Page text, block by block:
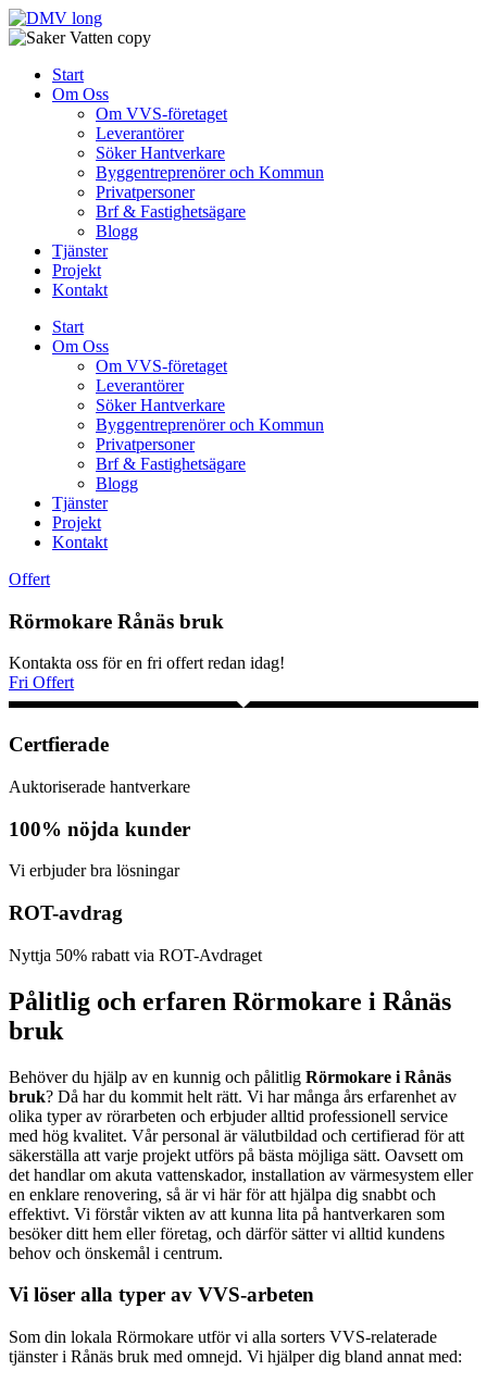
Skip
to
Start
Om Oss
Om VVS-företaget
Leverantörer
Söker Hantverkare
Byggentreprenörer och Kommun
Privatpersoner
Brf & Fastighetsägare
Blogg
Tjänster
Projekt
Kontakt
Start
Om Oss
Om VVS-företaget
Leverantörer
Söker Hantverkare
Byggentreprenörer och Kommun
Privatpersoner
Brf & Fastighetsägare
Blogg
Tjänster
Projekt
Kontakt
Offert
Rörmokare Rånäs bruk
Kontakta oss för en fri offert redan idag!
Fri Offert
Certfierade
Auktoriserade hantverkare
100% nöjda kunder
Vi erbjuder bra lösningar
ROT-avdrag
Nyttja 50% rabatt via ROT-Avdraget
Pålitlig och erfaren Rörmokare i Rånäs
bruk
Behöver du hjälp av en kunnig och pålitlig Rörmokare i Rånäs
bruk? Då har du kommit helt rätt. Vi har många års erfarenhet av
olika typer av rörarbeten och erbjuder alltid professionell service
med hög kvalitet. Vår personal är välutbildad och certifierad för att
säkerställa att varje projekt utförs på bästa möjliga sätt. Oavsett om
det handlar om akuta vattenskador, installation av värmesystem eller
en enklare renovering, så är vi här för att hjälpa dig snabbt och
effektivt. Vi förstår vikten av att kunna lita på hantverkaren som
besöker ditt hem eller företag, och därför sätter vi alltid kundens
behov och önskemål i centrum.
Vi löser alla typer av VVS-arbeten
Som din lokala Rörmokare utför vi alla sorters VVS-relaterade
tjänster i Rånäs bruk med omnejd. Vi hjälper dig bland annat med: